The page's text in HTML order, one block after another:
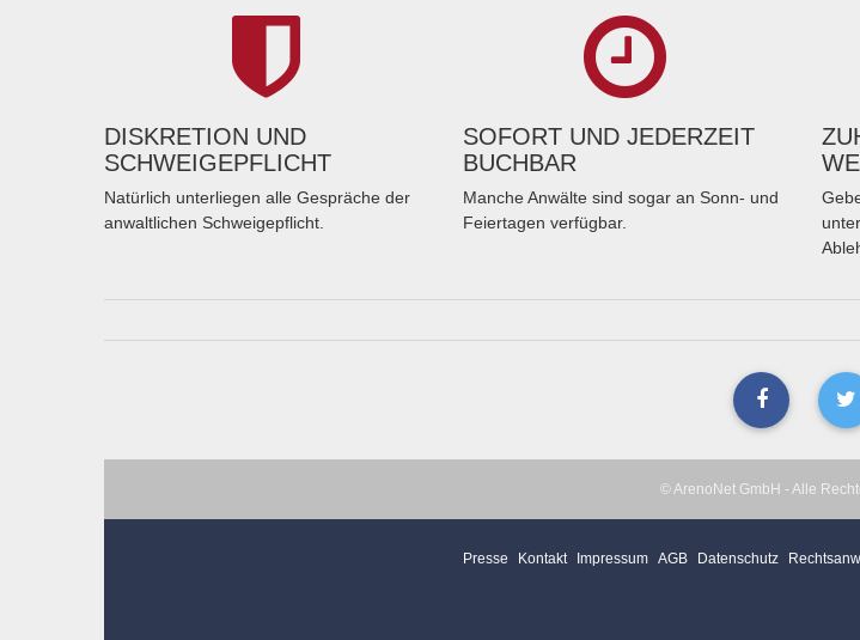
DISKRETION UND
SCHWEIGEPFLICHT
Natürlich unterliegen alle Gespräche der
anwaltlichen Schweigepflicht.
SOFORT UND JEDERZEIT
BUCHBAR
Manche Anwälte sind sogar an Sonn- und
Feiertagen verfügbar.
© ArenoNet GmbH - Alle
Presse Kontakt Impressum AGB Datenschutz